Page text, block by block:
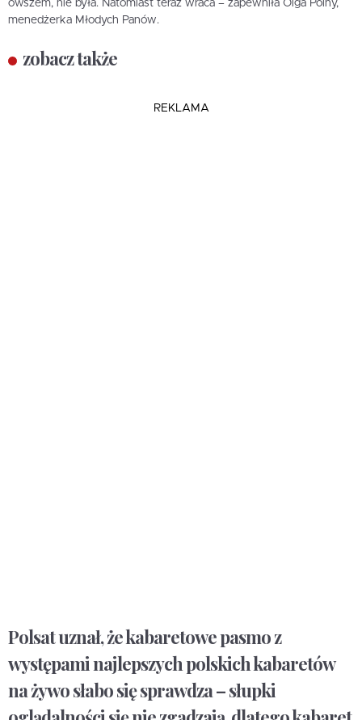
owszem, nie była. Natomiast teraz wraca – zapewniła Olga Polny,
menedżerka Młodych Panów.
zobacz także
REKLAMA
Polsat uznał, że kabaretowe pasmo z
występami najlepszych polskich kabaretów
na żywo słabo się sprawdza – słupki